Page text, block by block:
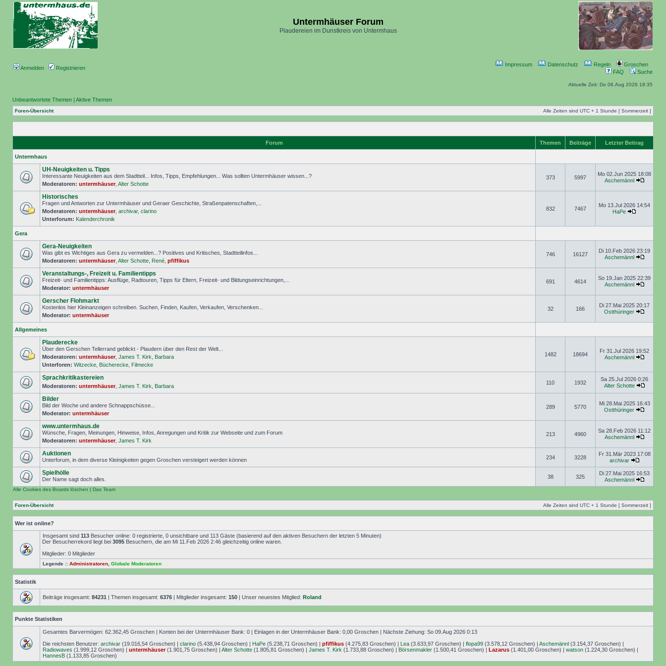
Untermhäuser Forum
Plaudereien im Dunstkreis von Untermhaus
Anmelden Registrieren
Impressum Datenschutz Regeln
Groschen
FAQ
Suche
Aktuelle Zeit: Do 06.Aug 2026 18:35
Unbeantwortete Themen | Aktive Themen
Foren-Übersicht Alle Zeiten sind UTC + 1 Stunde [ Sommerzeit ]
Forum Themen Beiträge Letzter Beitrag
Untermhaus
UH-Neuigkeiten u. Tipps
Interessante Neuigkeiten aus dem Stadtteil... Infos, Tipps, Empfehlungen... Was sollten Untermhäuser wissen...?
Moderatoren: untermhäuser, Alter Schotte
373 5997
Mo 02.Jun 2025 18:08
Aschemännl
Historisches
Fragen und Antworten zur Untermhäuser und Geraer Geschichte, Straßenpatenschaften,...
Moderatoren: untermhäuser, archivar, clarino
Unterforum: Kalenderchronik
832 7467
Mo 13.Jul 2026 14:54
HaPe
Gera
Gera-Neuigkeiten
Was gibt es Wichtiges aus Gera zu vermelden...? Positives und Kritisches, Stadtteilinfos...
Moderatoren: untermhäuser, Alter Schotte René pfiffikus
746 16127
Di 10.Feb 2026 23:19
Aschemännl
Veranstaltungs-, Freizeit u. Familientipps
Freizeit- und Familientipps: Ausflüge, Radtouren, Tipps für Eltern, Freizeit- und Bildungseinrichtungen,...
Moderator: untermhäuser
691 4614
So 19.Jan 2025 22:39
Aschemännl
Gerscher Flohmarkt
Kostenlos hier Kleinanzeigen schreiben. Suchen, Finden, Kaufen, Verkaufen, Verschenken...
Moderator: untermhäuser
32 166
Di 27.Mai 2025 20:17
Ostthüringer
Allgemeines
Plauderecke
Über den Gerschen Tellerrand geblickt - Plaudern über den Rest der Welt...
Moderatoren: untermhäuser, James T. Kirk
Barbara
Unterforen: Witzecke Bücherecke Filmecke
1482 18694
Fr 31.Jul 2026 19:52
Aschemännl
Sprachkritikastereien
Moderatoren: untermhäuser, James T. Kirk Barbara
110 1932
Sa 25.Jul 2026 0:26
Alter Schotte
Bilder
Bild der Woche und andere Schnappschüsse...
Moderator: untermhäuser
289 5770
Mi 28.Mai 2025 16:43
Ostthüringer
www.untermhaus.de
Wünsche, Fragen, Meinungen, Hinweise, Infos, Anregungen und Kritik zur Webseite und zum Forum
Moderatoren: untermhäuser, James T. Kirk
213 4960
Sa 28.Feb 2026 11:12
Aschemännl
Auktionen
Unterforum, in dem diverse Kleinigkeiten gegen Groschen versteigert werden können 234 3228
Fr 31.Mär 2023 17:08
archivar
Spielhölle
Der Name sagt doch alles. 38 325
Di 27.Mai 2025 16:53
Aschemännl
Alle Cookies des Boards löschen | Das Team
Foren-Übersicht Alle Zeiten sind UTC + 1 Stunde [ Sommerzeit ]
Wer ist online?
Insgesamt sind 113 Besucher online: 0 registrierte, 0 unsichtbare und 113 Gäste (basierend auf den aktiven Besuchern der letzten 5 Minuten)
Der Besucherrekord liegt bei 3095 Besuchern, die am Mi 11.Feb 2026 2:46 gleichzeitig online waren.
Mitglieder: 0 Mitglieder
Legende :: Administratoren Globale Moderatoren
Statistik
Beiträge insgesamt: 84231 | Themen insgesamt: 6376 | Mitglieder insgesamt: 150 | Unser neuestes Mitglied: Roland
Punkte Statistiken
Gesamtes Barvermögen: 62.362,45 Groschen | Konten bei der Untermhäuser Bank: 0 | Einlagen in der Untermhäuser Bank: 0,00 Groschen | Nächste Ziehung: So 09.Aug 2026 0:13
Die reichsten Benutzer: archivar (19.016,54 Groschen) | clarino (5.438,94 Groschen) | HaPe (5.238,71 Groschen) | pfiffikus (4.275,83 Groschen) | Lea (3.633,97 Groschen) | flopa99 (3.578,12 Groschen) | Aschemännl (3.154,37 Groschen) |
Radiowaves (1.999,12 Groschen) | untermhäuser(1.901,75 Groschen) | Alter Schotte (1.805,81 Groschen) | James T. Kirk (1.733,88 Groschen) | Börsenmakler (1.500,41 Groschen) | Lazarus (1.401,00 Groschen) | watson (1.224,30 Groschen) |
HannesB (1.133,85 Groschen)